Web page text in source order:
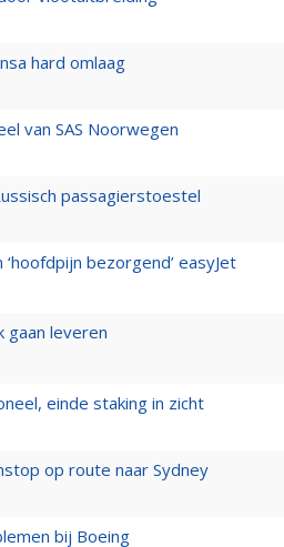
hard omlaag
van SAS Noorwegen
passagierstoestel
bezorgend’ easyJet
gaan leveren
einde staking in zicht
op route naar Sydney
bij Boeing